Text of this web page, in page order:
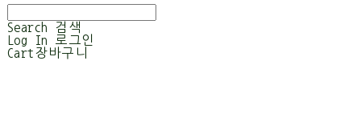
Search
검색
Log In
로그인
Cart장바구니